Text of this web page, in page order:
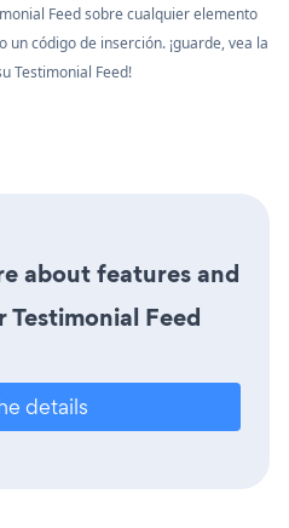
Feed sobre cualquier elemento
un código de inserción. ¡guarde, vea la
Testimonial Feed!
about features and
Feed
details